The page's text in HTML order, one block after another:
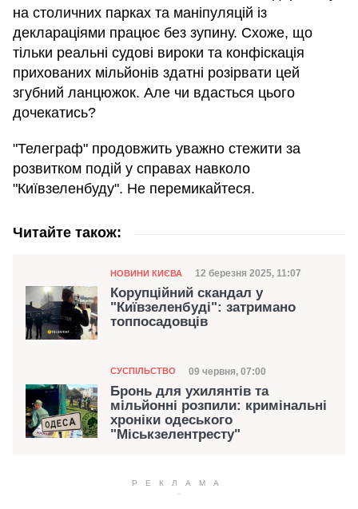
на столичних парках та маніпуляцій із
деклараціями працює без зупину. Схоже, що
тільки реальні судові вироки та конфіскація
прихованих мільйонів здатні розірвати цей
згубний ланцюжок. Але чи вдасться цього
дочекатись?
"Телеграф" продовжить уважно стежити за
розвитком подій у справах навколо
"Київзеленбуду". Не перемикайтеся.
Читайте також:
Категорія
НОВИНИ КИЄВА Дата публікації
12 березня 2025, 11:07
Корупційний скандал у
"Київзеленбуді": затримано
топпосадовців
Категорія
СУСПІЛЬСТВО Дата публікації
09 червня, 07:00
Бронь для ухилянтів та
мільйонні розпили: кримінальні
хроніки одеського
"Міськзелентресту"